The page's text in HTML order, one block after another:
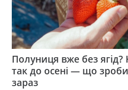
Полуниця вже без ягід?
так до осені — що
зараз